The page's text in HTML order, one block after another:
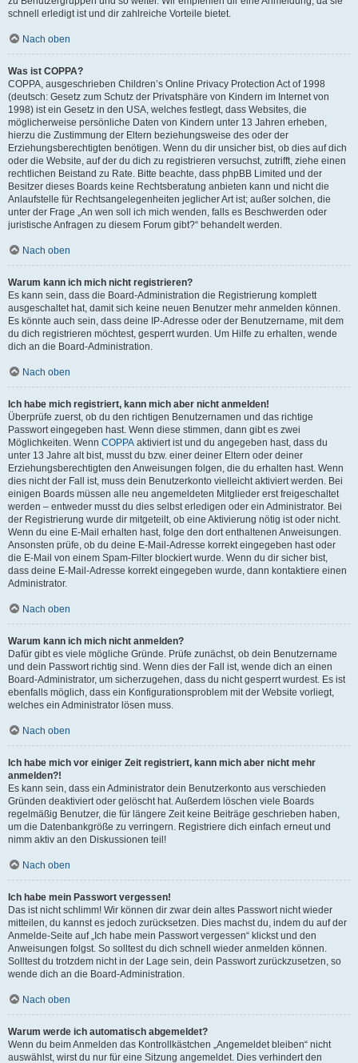
schnell erledigt ist und dir zahlreiche Vorteile bietet.
Nach oben
Was ist COPPA?
COPPA, ausgeschrieben Children’s Online Privacy Protection Act of 1998
(deutsch: Gesetz zum Schutz der Privatsphäre von Kindern im Internet von
1998) ist ein Gesetz in den USA, welches festlegt, dass Websites, die
möglicherweise persönliche Daten von Kindern unter 13 Jahren erheben,
hierzu die Zustimmung der Eltern beziehungsweise des oder der
Erziehungsberechtigten benötigen. Wenn du dir unsicher bist, ob dies auf dich
oder die Website, auf der du dich zu registrieren versuchst, zutrifft, ziehe einen
rechtlichen Beistand zu Rate. Bitte beachte, dass phpBB Limited und der
Besitzer dieses Boards keine Rechtsberatung anbieten kann und nicht die
Anlaufstelle für Rechtsangelegenheiten jeglicher Art ist; außer solchen, die
unter der Frage „An wen soll ich mich wenden, falls es Beschwerden oder
juristische Anfragen zu diesem Forum gibt?“ behandelt werden.
Nach oben
Warum kann ich mich nicht registrieren?
Es kann sein, dass die Board-Administration die Registrierung komplett
ausgeschaltet hat, damit sich keine neuen Benutzer mehr anmelden können.
Es könnte auch sein, dass deine IP-Adresse oder der Benutzername, mit dem
du dich registrieren möchtest, gesperrt wurden. Um Hilfe zu erhalten, wende
dich an die Board-Administration.
Nach oben
Ich habe mich registriert, kann mich aber nicht anmelden!
Überprüfe zuerst, ob du den richtigen Benutzernamen und das richtige
Passwort eingegeben hast. Wenn diese stimmen, dann gibt es zwei
Möglichkeiten. Wenn COPPA aktiviert ist und du angegeben hast, dass du
unter 13 Jahre alt bist, musst du bzw. einer deiner Eltern oder deiner
Erziehungsberechtigten den Anweisungen folgen, die du erhalten hast. Wenn
dies nicht der Fall ist, muss dein Benutzerkonto vielleicht aktiviert werden. Bei
einigen Boards müssen alle neu angemeldeten Mitglieder erst freigeschaltet
werden – entweder musst du dies selbst erledigen oder ein Administrator. Bei
der Registrierung wurde dir mitgeteilt, ob eine Aktivierung nötig ist oder nicht.
Wenn du eine E-Mail erhalten hast, folge den dort enthaltenen Anweisungen.
Ansonsten prüfe, ob du deine E-Mail-Adresse korrekt eingegeben hast oder
die E-Mail von einem Spam-Filter blockiert wurde. Wenn du dir sicher bist,
dass deine E-Mail-Adresse korrekt eingegeben wurde, dann kontaktiere einen
Administrator.
Nach oben
Warum kann ich mich nicht anmelden?
Dafür gibt es viele mögliche Gründe. Prüfe zunächst, ob dein Benutzername
und dein Passwort richtig sind. Wenn dies der Fall ist, wende dich an einen
Board-Administrator, um sicherzugehen, dass du nicht gesperrt wurdest. Es ist
ebenfalls möglich, dass ein Konfigurationsproblem mit der Website vorliegt,
welches ein Administrator lösen muss.
Nach oben
Ich habe mich vor einiger Zeit registriert, kann mich aber nicht mehr
anmelden?!
Es kann sein, dass ein Administrator dein Benutzerkonto aus verschieden
Gründen deaktiviert oder gelöscht hat. Außerdem löschen viele Boards
regelmäßig Benutzer, die für längere Zeit keine Beiträge geschrieben haben,
um die Datenbankgröße zu verringern. Registriere dich einfach erneut und
nimm aktiv an den Diskussionen teil!
Nach oben
Ich habe mein Passwort vergessen!
Das ist nicht schlimm! Wir können dir zwar dein altes Passwort nicht wieder
mitteilen, du kannst es jedoch zurücksetzen. Dies machst du, indem du auf der
Anmelde-Seite auf „Ich habe mein Passwort vergessen“ klickst und den
Anweisungen folgst. So solltest du dich schnell wieder anmelden können.
Solltest du trotzdem nicht in der Lage sein, dein Passwort zurückzusetzen, so
wende dich an die Board-Administration.
Nach oben
Warum werde ich automatisch abgemeldet?
Wenn du beim Anmelden das Kontrollkästchen „Angemeldet bleiben“ nicht
auswählst, wirst du nur für eine Sitzung angemeldet. Dies verhindert den